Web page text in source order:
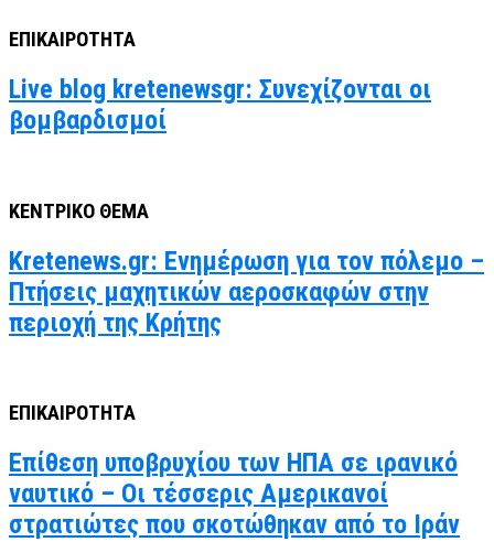
ΕΠΙΚΑΙΡΟΤΗΤΑ
Live blog kretenewsgr: Συνεχίζονται οι
βομβαρδισμοί
ΚΕΝΤΡΙΚΟ ΘΕΜΑ
Kretenews.gr: Ενημέρωση για τον πόλεμο –
Πτήσεις μαχητικών αεροσκαφών στην
περιοχή της Κρήτης
ΕΠΙΚΑΙΡΟΤΗΤΑ
Επίθεση υποβρυχίου των ΗΠΑ σε ιρανικό
ναυτικό – Οι τέσσερις Αμερικανοί
στρατιώτες που σκοτώθηκαν από το Ιράν